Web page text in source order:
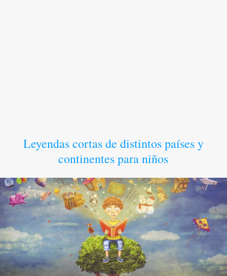
Leyendas cortas de distintos países y
continentes para niños